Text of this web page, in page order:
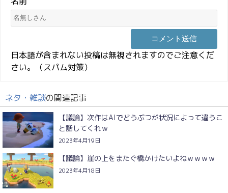
日本語が含まれない投稿は無視されますのでご注意くだ
さい。（スパム対策）
ネタ・雑談の関連記事
【議論】次作はAIでどうぶつが状況によって違うこ
と話してくれｗ
2023年4月19日
【議論】崖の上をまたぐ橋かけたいよねｗｗｗｗ
2023年4月18日